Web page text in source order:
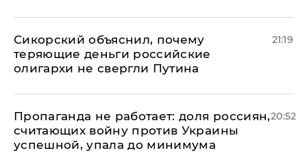
Сикорский объяснил, почему
теряющие деньги российские
олигархи не свергли Путина
21:19
​Пропаганда не работает: доля россиян,
считающих войну против Украины
успешной, упала до минимума
20:52